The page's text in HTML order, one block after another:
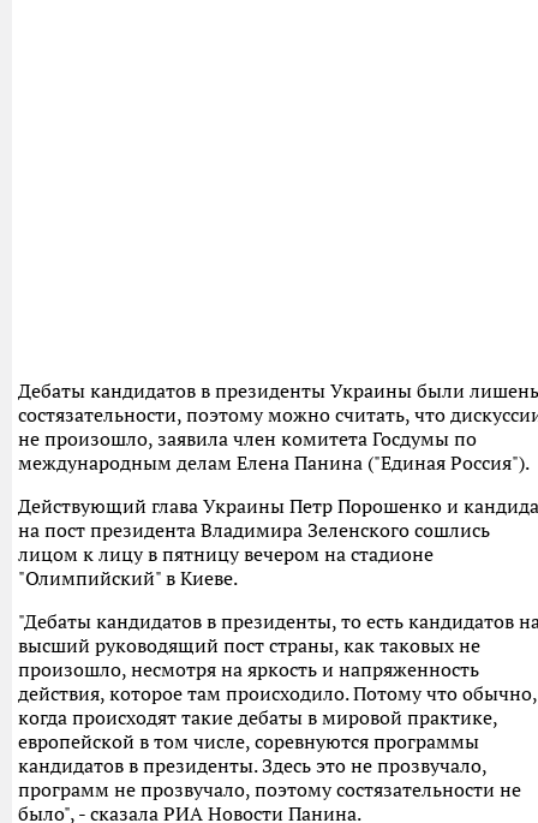
Дебаты кандидатов в президенты Украины были
состязательности, поэтому можно считать, что
не произошло, заявила член комитета Госдумы по
международным делам Елена Панина ("Единая Россия").
Действующий глава Украины Петр Порошенко и
на пост президента Владимира Зеленского сошлись
лицом к лицу в пятницу вечером на стадионе
"Олимпийский" в Киеве.
"Дебаты кандидатов в президенты, то есть кандидатов
высший руководящий пост страны, как таковых не
произошло, несмотря на яркость и напряженность
действия, которое там происходило. Потому что обычно,
когда происходят такие дебаты в мировой практике,
европейской в том числе, соревнуются программы
кандидатов в президенты. Здесь это не прозвучало,
программ не прозвучало, поэтому состязательности не
было", - сказала РИА Новости Панина.